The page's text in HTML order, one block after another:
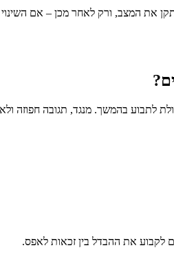
את המצב, ורק לאחר מכן – אם
לתבוע בהמשך. מנגד, תגובה חפוזה
לקבוע את ההבדל בין זכאות לאפס.